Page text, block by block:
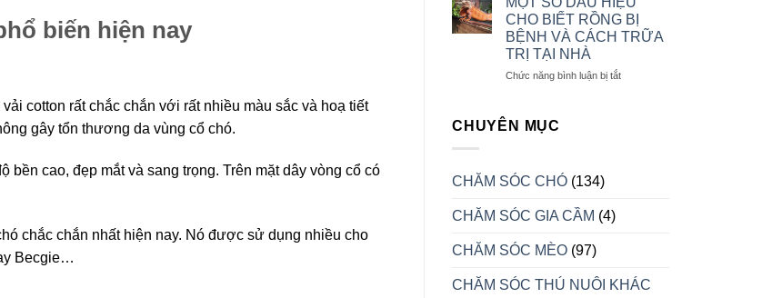
biến hiện nay
cotton rất chắc chắn với rất nhiều màu sắc và hoạ tiết
gây tổn thương da vùng cổ chó.
cao, đẹp mắt và sang trọng. Trên mặt dây vòng cổ có
chắc chắn nhất hiện nay. Nó được sử dụng nhiều cho
Becgie…
LUÔN
KHỎE
MẠNH
SÓC
RỒNG
NAM
KHI
CHO BIẾT RỒNG BỊ
BỆNH VÀ CÁCH TRỮA
TRỊ TẠI NHÀ
Chức năng bình luận bị tắtở
TRỊ
TẠI
CHUYÊN MỤC
CHĂM SÓC CHÓ (134)
CHĂM SÓC GIA CẦM (4)
CHĂM SÓC MÈO (97)
CHĂM SÓC THÚ NUÔI KHÁC